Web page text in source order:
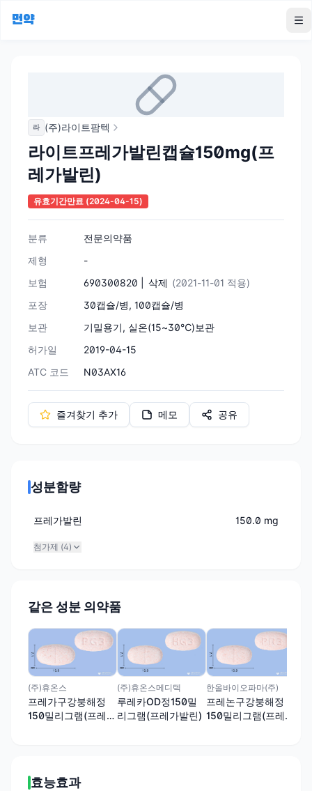
먼약
라 (주)라이트팜텍
라이트프레가발린캡슐150mg(프
레가발린)
유효기간만료 (2024-04-15)
분류
전문의약품
제형
-
보험
690300820 | 삭제 (2021-11-01 적용)
포장
30캡슐/병, 100캡슐/병
보관
기밀용기, 실온(15~30℃)보관
허가일
2019-04-15
ATC 코드
N03AX16
즐겨찾기 추가 메모 공유
성분함량
프레가발린 150.0 mg
첨가제 (4)
같은 성분 의약품
(주)휴온스
프레가구강붕해정
150밀리그램(프레가
(주)휴온스메디텍
루레카OD정150밀
리그램(프레가발린)
한올바이오파마(주)
프레논구강붕해정
150밀리그램(프레가
효능효과